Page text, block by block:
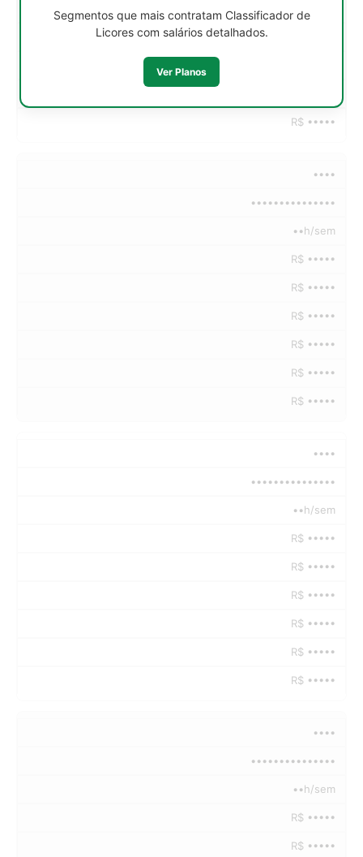
R$ •••••
R$ •••••
••••
•••••••••••••••
••h/sem
R$ •••••
R$ •••••
R$ •••••
R$ •••••
R$ •••••
R$ •••••
••••
•••••••••••••••
••h/sem
R$ •••••
R$ •••••
R$ •••••
R$ •••••
R$ •••••
R$ •••••
••••
•••••••••••••••
••h/sem
R$ •••••
R$ •••••
Segmentos que mais contratam Classificador de
Licores com salários detalhados.
Ver Planos